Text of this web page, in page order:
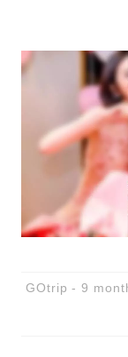
GOtrip 9